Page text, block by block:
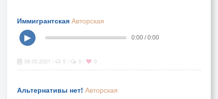
Иммигрантская Авторская
▶
0:00 / 0:00
08.05.2021 5 0 0
Альтернативы нет! Авторская